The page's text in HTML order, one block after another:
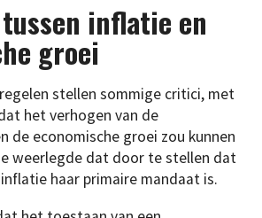
inflatie en
groei
stellen sommige critici, met
het verhogen van de
de economische groei zou kunnen
weerlegde dat door te stellen dat
haar primaire mandaat is.